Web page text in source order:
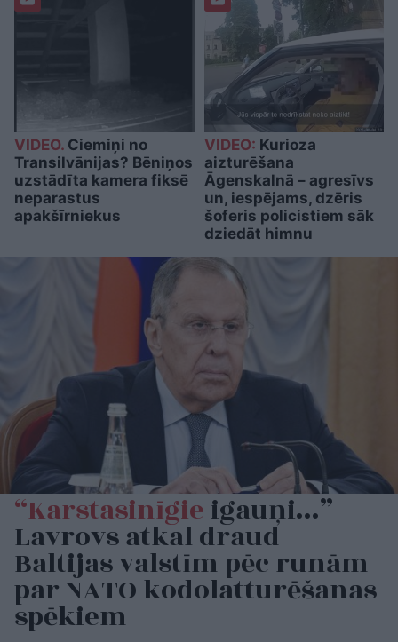
VIDEO. Ciemiņi no
Transilvānijas? Bēniņos
uzstādīta kamera fiksē
neparastus
apakšīrniekus
VIDEO: Kurioza
aizturēšana
Āgenskalnā – agresīvs
un, iespējams, dzēris
šoferis policistiem sāk
dziedāt himnu
“Karstasinīgieigauņi…”
Lavrovs atkal draud
Baltijas valstīm pēc runām
par NATO kodolatturēšanas
spēkiem